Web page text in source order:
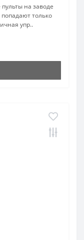
на заводе
только
упр..